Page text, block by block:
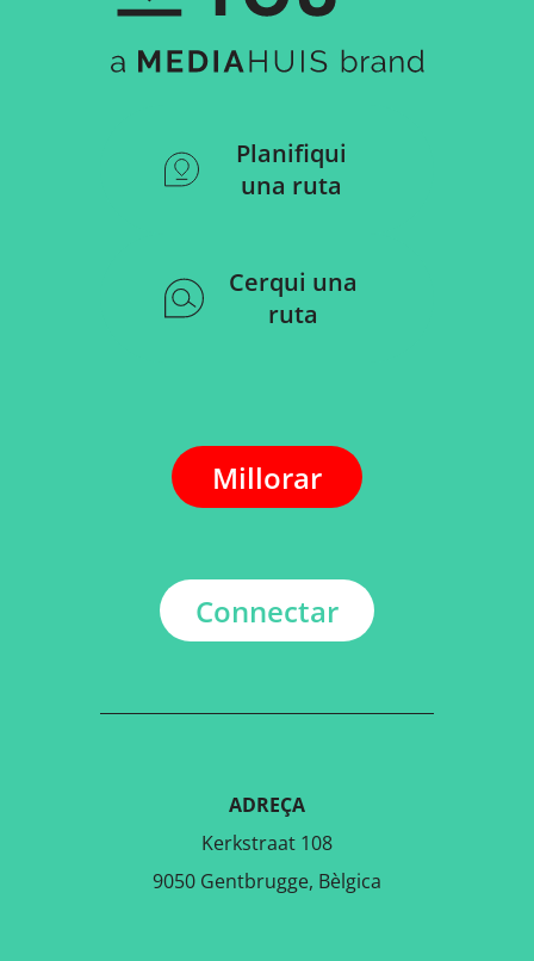
Planifiqui
una ruta
Cerqui una
ruta
Millorar
Connectar
ADREÇA
Kerkstraat 108
9050 Gentbrugge, Bèlgica